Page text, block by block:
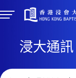
浸大通訊